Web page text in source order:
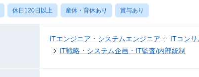
休日120日以上 産休・育休あり 賞与あり
ITエンジニア・システムエンジニア
ITコン
IT戦略・システム企画・IT監査/内部統制